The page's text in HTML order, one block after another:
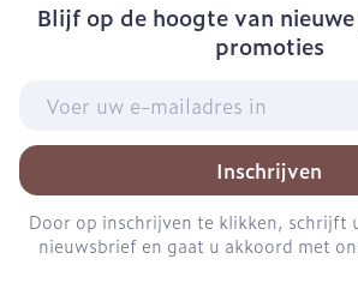
Blijf op de hoogte van
promoties
Inschrijven
Door op inschrijven te klikken, schrijft
nieuwsbrief en gaat u akkoord met